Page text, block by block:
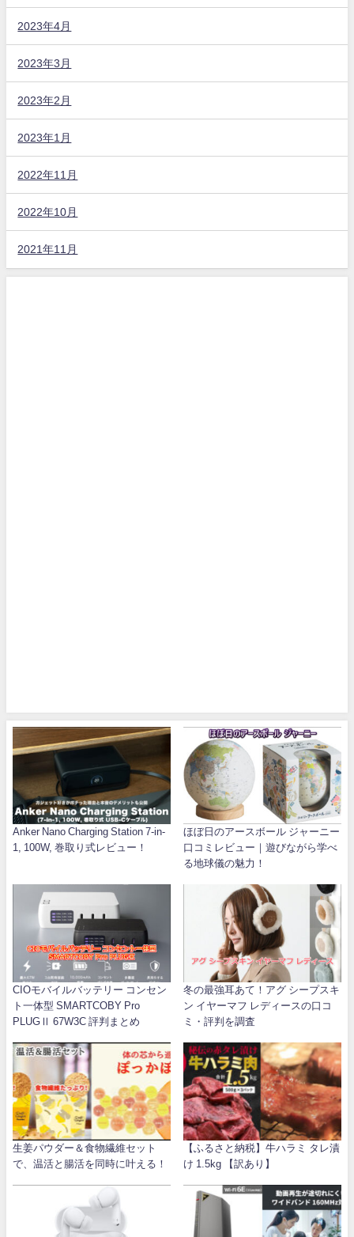
2023年4月
2023年3月
2023年2月
2023年1月
2022年11月
2022年10月
2021年11月
Anker Nano Charging Station 7-in-
1, 100W, 巻取り式レビュー！
ほぼ日のアースボール ジャーニー
口コミレビュー｜遊びながら学べ
る地球儀の魅力！
CIOモバイルバッテリー コンセン
ト一体型 SMARTCOBY Pro
PLUGⅡ 67W3C 評判まとめ
冬の最強耳あて！アグ シープスキ
ン イヤーマフ レディースの口コ
ミ・評判を調査
生姜パウダー＆食物繊維セット
で、温活と腸活を同時に叶える！
【ふるさと納税】牛ハラミ タレ漬
け 1.5kg 【訳あり】